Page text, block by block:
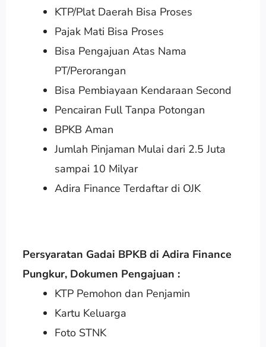
KTP/Plat Daerah Bisa Proses
Pajak Mati Bisa Proses
Bisa Pengajuan Atas Nama
PT/Perorangan
Bisa Pembiayaan Kendaraan Second
Pencairan Full Tanpa Potongan
BPKB Aman
Jumlah Pinjaman Mulai dari 2.5 Juta
sampai 10 Milyar
Adira Finance Terdaftar di OJK
Persyaratan Gadai BPKB di Adira Finance
Pungkur, Dokumen Pengajuan :
KTP Pemohon dan Penjamin
Kartu Keluarga
Foto STNK